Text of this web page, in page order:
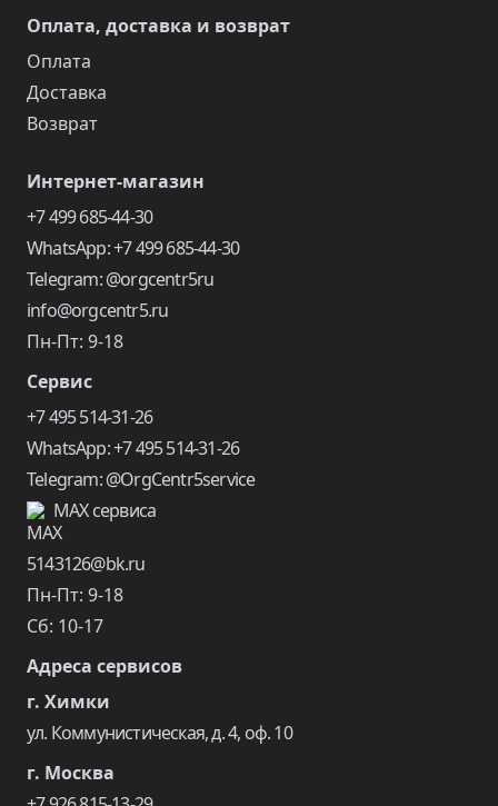
Оплата, доставка и возврат
Оплата
Доставка
Возврат
Интернет-магазин
+7 499 685-44-30
WhatsApp: +7 499 685-44-30
Telegram: @orgcentr5ru
info@orgcentr5.ru
Пн-Пт: 9-18
Сервис
+7 495 514-31-26
WhatsApp: +7 495 514-31-26
Telegram: @OrgCentr5service
MAX сервиса
5143126@bk.ru
Пн-Пт: 9-18
Сб: 10-17
Адреса сервисов
г. Химки
ул. Коммунистическая, д. 4, оф. 10
г. Москва